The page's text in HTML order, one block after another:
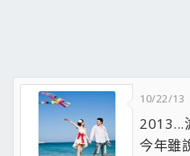
10/22/13
2013...
今年雖